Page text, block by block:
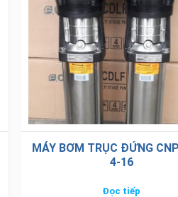
MÁY BƠM TRỤC ĐỨNG
4-16
Đọc tiếp